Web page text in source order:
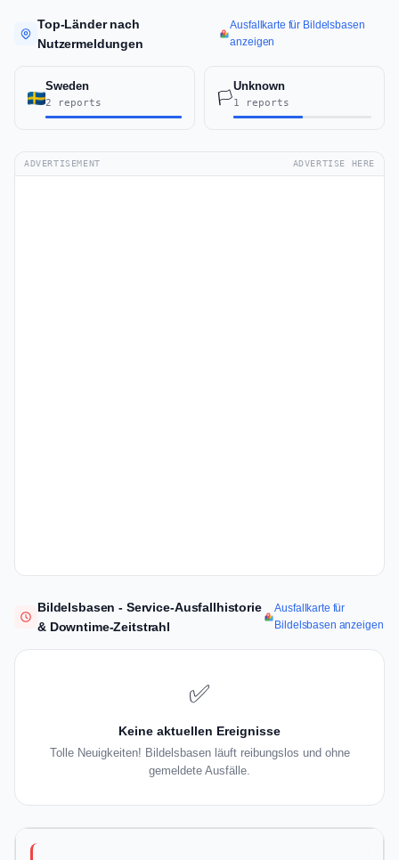
Top-Länder nach
Nutzermeldungen
Ausfallkarte für Bildelsbasen
anzeigen
Sweden
2 reports 🏳️
Unknown
1 reports
ADVERTISEMENT ADVERTISE HERE
Bildelsbasen - Service-Ausfallhistorie
& Downtime-Zeitstrahl
Ausfallkarte für
Bildelsbasen anzeigen
✅
Keine aktuellen Ereignisse
Tolle Neuigkeiten! Bildelsbasen läuft reibungslos und ohne
gemeldete Ausfälle.